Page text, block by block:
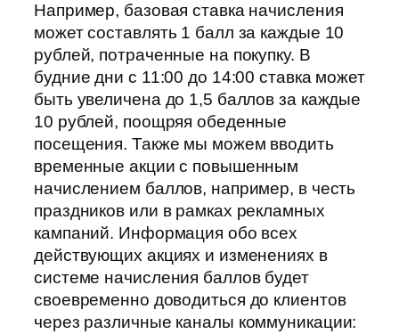
Например, базовая ставка начисления
может составлять 1 балл за каждые 10
рублей, потраченные на покупку. В
будние дни с 11:00 до 14:00 ставка может
быть увеличена до 1,5 баллов за каждые
10 рублей, поощряя обеденные
посещения. Также мы можем вводить
временные акции с повышенным
начислением баллов, например, в честь
праздников или в рамках рекламных
кампаний. Информация обо всех
действующих акциях и изменениях в
системе начисления баллов будет
своевременно доводиться до клиентов
через различные каналы коммуникации: